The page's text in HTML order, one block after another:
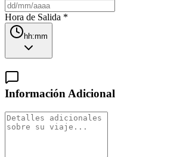
Hora de Salida *
hh:mm
Información Adicional